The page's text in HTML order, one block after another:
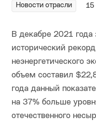
Новости отрасли 15
В декабре 2021 года
исторический
неэнергетического
объем составил
года данный
на 37% больше
отечественного